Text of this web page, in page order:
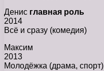
Денис главная роль
2014
Всё и сразу (комедия)
Максим
2013
Молодёжка (драма, спорт)